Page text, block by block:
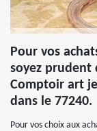
Pour vos
soyez prudent
Comptoir art
dans le 77240.
Pour vos choix aux